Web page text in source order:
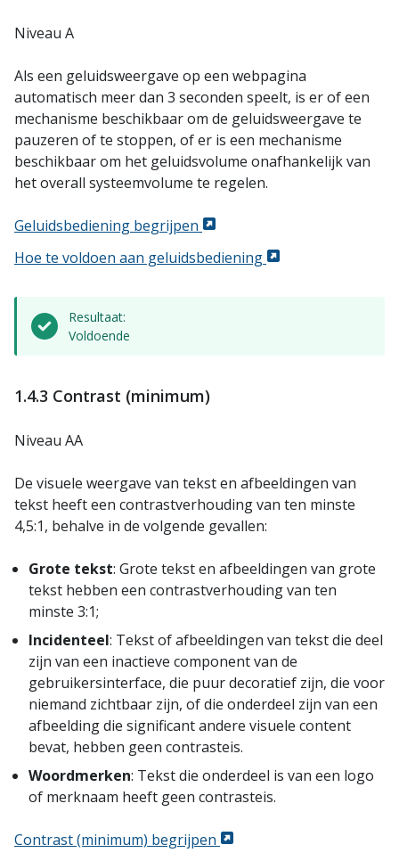
Niveau A
Als een geluidsweergave op een webpagina
automatisch meer dan 3 seconden speelt, is er of een
mechanisme beschikbaar om de geluidsweergave te
pauzeren of te stoppen, of er is een mechanisme
beschikbaar om het geluidsvolume onafhankelijk van
het overall systeemvolume te regelen.
Geluidsbediening begrijpen
Hoe te voldoen aan geluidsbediening
Resultaat:
Voldoende
1.4.3 Contrast (minimum)
Niveau AA
De visuele weergave van tekst en afbeeldingen van
tekst heeft een contrastverhouding van ten minste
4,5:1, behalve in de volgende gevallen:
Grote tekst: Grote tekst en afbeeldingen van grote
tekst hebben een contrastverhouding van ten
minste 3:1;
Incidenteel: Tekst of afbeeldingen van tekst die deel
zijn van een inactieve component van de
gebruikersinterface, die puur decoratief zijn, die voor
niemand zichtbaar zijn, of die onderdeel zijn van een
afbeelding die significant andere visuele content
bevat, hebben geen contrasteis.
Woordmerken: Tekst die onderdeel is van een logo
of merknaam heeft geen contrasteis.
Contrast (minimum) begrijpen